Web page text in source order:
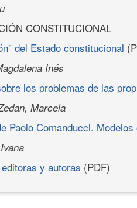
CONSTITUCIONAL
del Estado constitucional
Inés
los problemas de las
Marcela
Paolo Comanducci.
y autoras (PDF)